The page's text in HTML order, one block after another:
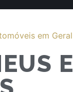
em Geral
E